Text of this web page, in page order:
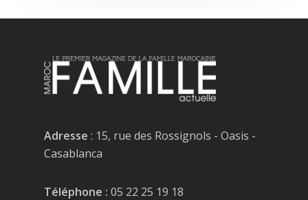
Adresse : 15, rue des Rossignols - Oasis -
Casablanca
Téléphone : 05 22 25 19 18